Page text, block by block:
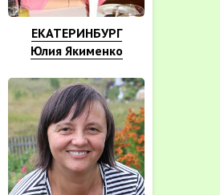
ЕКАТЕРИНБУРГ
Юлия Якименко